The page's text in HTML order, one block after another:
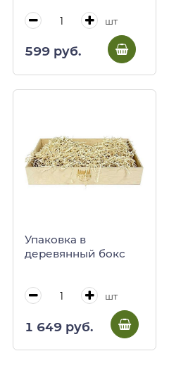
шт
599 руб.
Упаковка в
деревянный бокс
шт
1 649 руб.